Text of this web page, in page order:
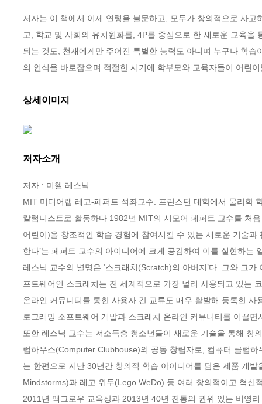
저자는 이 책에서 이제 연령을 불문하고, 모두가 창의적으로 사
고, 학교 및 사회의 유치원화를, 4P를 중심으로 한 새로운 교육
되는 것도, 천재에게만 주어진 특별한 능력도 아니며 누구나 학
의 인식을 바로잡으며 적절한 시기에 학부모와 교육자들이 어린
상세이미지
저자소개
저자 : 미첼 레스닉
MIT 미디어랩 레고-페퍼트 석좌교수. 프린스턴 대학에서 물리학
칼럼니스트로 활동하다 1982년 MIT의 시모어 페퍼트 교수를 처
어린이)을 창조적인 학습 경험에 참여시킬 수 있는 새로운 기술
한다’는 페퍼트 교수의 아이디어에 크게 공감하여 이를 실현하는
레스닉 교수의 별명은 ‘스크래치(Scratch)의 아버지’다. 그와 그
프트웨어인 스크래치는 전 세계적으로 가장 널리 사용되고 있는
온라인 커뮤니티를 통한 사용자 간 교류도 매우 활발해 등록한
로그래밍 소프트웨어 개발과 스크래치 온라인 커뮤니티를 이끌
또한 레스닉 교수는 저소득층 청소년들이 새로운 기술을 통해
럽하우스(Computer Clubhouse)의 공동 창립자로, 컴퓨터 클럽
는 한편으로 지난 30년간 창의적 학습 아이디어를 담은 제품 개
Mindstorms)과 레고 위두(Lego WeDo) 등 여러 창의적이고 혁신
2011년 맥그로우 교육상과 2013년 40년 전통의 권위 있는 비영